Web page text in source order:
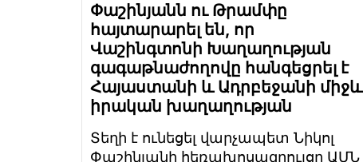
Փաշինյանն ու Թրամփը
հայտարարել են, որ
Վաշինգտոնի Խաղաղության
գագաթնաժողովը հանգեցրել է
Հայաստանի և Ադրբեջանի միջև
իրական խաղաղության
Տեղի է ունեցել վարչապետ Նիկոլ
Փաշինյանի հեռախոսազրույցը ԱՄՆ